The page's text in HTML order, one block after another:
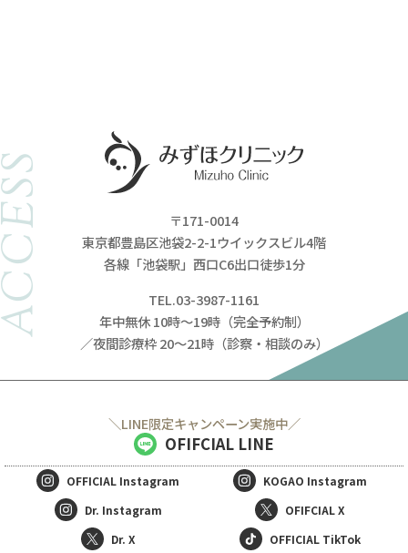
〒171-0014
東京都豊島区池袋2-2-1ウイックスビル4階
各線「池袋駅」西口C6出口徒歩1分
TEL.03-3987-1161
年中無休 10時～19時（完全予約制）
／夜間診療枠 20～21時（診察・相談のみ）
＼LINE限定キャンペーン実施中／
OFIFCIAL LINE
OFFICIAL Instagram KOGAO Instagram
Dr. Instagram
OFIFCIAL X
Dr. X
OFFICIAL TikTok